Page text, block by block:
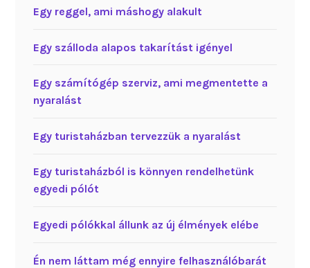
Egy reggel, ami máshogy alakult
Egy szálloda alapos takarítást igényel
Egy számítógép szerviz, ami megmentette a
nyaralást
Egy turistaházban tervezzük a nyaralást
Egy turistaházból is könnyen rendelhetünk
egyedi pólót
Egyedi pólókkal állunk az új élmények elébe
Én nem láttam még ennyire felhasználóbarát